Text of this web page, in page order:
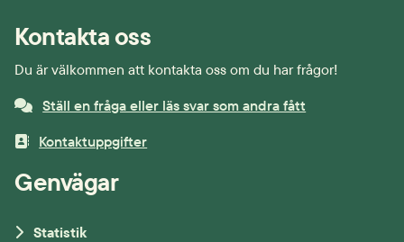
Kontakta oss
Du är välkommen att kontakta oss om du har frågor!
Ställ en fråga eller läs svar som andra fått
Kontaktuppgifter
Genvägar
Statistik